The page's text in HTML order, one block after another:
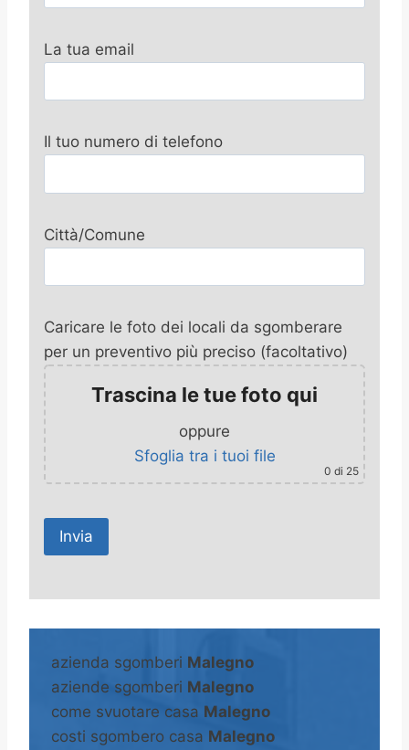
La tua email
Il tuo numero di telefono
Città/Comune
Caricare le foto dei locali da sgomberare
per un preventivo più preciso (facoltativo)
Trascina le tue foto qui
oppure
Sfoglia tra i tuoi file
0 di 25
A
e
n
a
azienda sgomberi Malegno
aziende sgomberi Malegno
come svuotare casa Malegno
costi sgombero casa Malegno